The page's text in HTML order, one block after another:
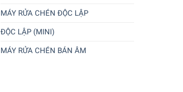
MÁY RỬA CHÉN ĐỘC LẬP
ĐỘC LẬP (MINI)
MÁY RỬA CHÉN BÁN ÂM